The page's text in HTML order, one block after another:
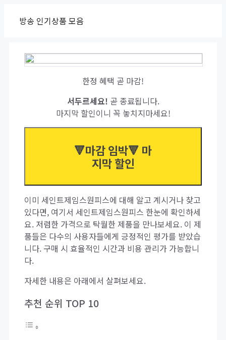
방송 인기상품 모음
한정 혜택 곧 마감!
서두르세요! 곧 종료됩니다.
마지막 할인이니 꼭 놓치지마세요!
🔻마감 임박🔻 마
지막 할인
이미 세인트제임스원피스에 대해 알고 계시거나 찾고
있다면, 여기서 세인트제임스원피스 한눈에 확인하세
요. 저렴한 가격으로 탁월한 제품을 만나보세요. 이 제
품들은 다수의 사용자들에게 긍정적인 평가를 받았습
니다. 구매 시 효율적인 시간과 비용 관리가 가능합니
다.
자세한 내용은 아래에서 살펴보세요.
추천 순위 TOP 10